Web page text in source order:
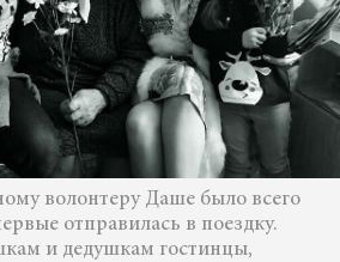
волонтеру Даше было всего
отправилась в поездку.
и дедушкам гостинцы,